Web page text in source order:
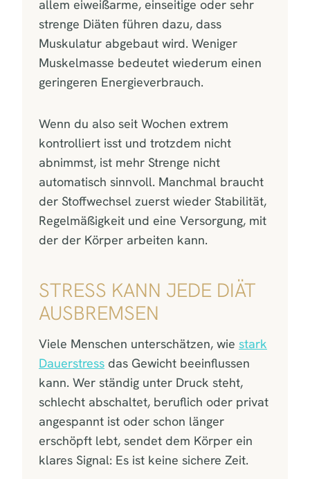
allem eiweißarme, einseitige oder sehr
strenge Diäten führen dazu, dass
Muskulatur abgebaut wird. Weniger
Muskelmasse bedeutet wiederum einen
geringeren Energieverbrauch.
Wenn du also seit Wochen extrem
kontrolliert isst und trotzdem nicht
abnimmst, ist mehr Strenge nicht
automatisch sinnvoll. Manchmal braucht
der Stoffwechsel zuerst wieder Stabilität,
Regelmäßigkeit und eine Versorgung, mit
der der Körper arbeiten kann.
STRESS KANN JEDE DIÄT
AUSBREMSEN
Viele Menschen unterschätzen, wie stark
Dauerstress das Gewicht beeinflussen
kann. Wer ständig unter Druck steht,
schlecht abschaltet, beruflich oder privat
angespannt ist oder schon länger
erschöpft lebt, sendet dem Körper ein
klares Signal: Es ist keine sichere Zeit.